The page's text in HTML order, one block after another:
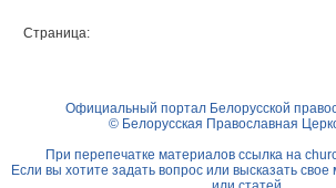
Страница:
Официальный портал Белорусской
© Белорусская Православная
При перепечатке материалов ссылка на
Если вы хотите задать вопрос или высказать